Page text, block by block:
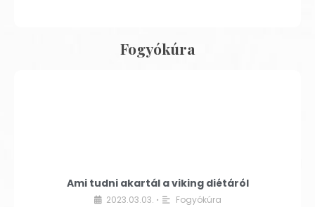
Fogyókúra
Ami tudni akartál a viking diétáról
2023.03.03. • Fogyókúra